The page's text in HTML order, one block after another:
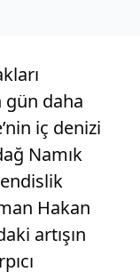
gün daha
iç denizi
Namık
Hakan
artışın